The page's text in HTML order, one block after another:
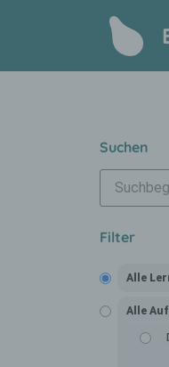
Suchen
Filter
Alle
Alle